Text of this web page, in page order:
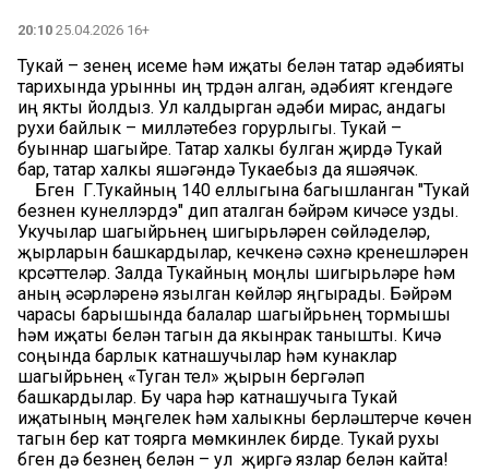
20:10 25.04.2026 16+
Тукай – үзенең исеме һәм иҗаты белән татар әдәбияты
тарихында урынны иң түрдән алган, әдәбият күгендәге
иң якты йолдыз. Ул калдырган әдәби мирас, андагы
рухи байлык – милләтебез горурлыгы. Тукай –
буыннар шагыйре. Татар халкы булган җирдә Тукай
бар, татар халкы яшәгәндә Тукаебыз да яшәячәк.
Бүген Г.Тукайның 140 еллыгына багышланган "Тукай
безнен кунеллэрдэ" дип аталган бәйрәм кичәсе узды.
Укучылар шагыйрьнең шигырьләрен сөйләделәр,
җырларын башкардылар, кечкенә сәхнә күренешләрен
күрсәттеләр. Залда Тукайның моңлы шигырьләре һәм
аның әсәрләренә язылган көйләр яңгырады. Бәйрәм
чарасы барышында балалар шагыйрьнең тормышы
һәм иҗаты белән тагын да якынрак танышты. Кичә
соңында барлык катнашучылар һәм кунаклар
шагыйрьнең «Туган тел» җырын бергәләп
башкардылар. Бу чара һәр катнашучыга Тукай
иҗатының мәңгелек һәм халыкны берләштерүче көчен
тагын бер кат тоярга мөмкинлек бирде. Тукай рухы
бүген дә безнең белән – ул җиргә язлар белән кайта!